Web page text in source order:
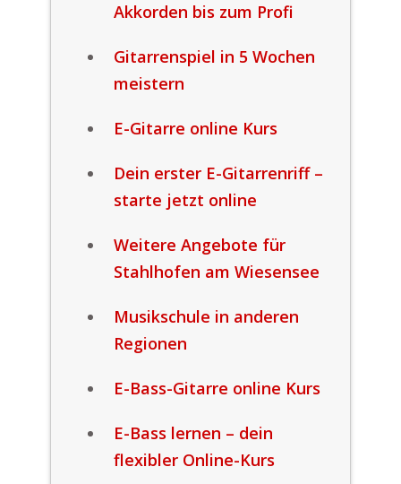
Akkorden bis zum Profi
Gitarrenspiel in 5 Wochen
meistern
E-Gitarre online Kurs
Dein erster E-Gitarrenriff –
starte jetzt online
Weitere Angebote für
Stahlhofen am Wiesensee
Musikschule in anderen
Regionen
E-Bass-Gitarre online Kurs
E-Bass lernen – dein
flexibler Online-Kurs